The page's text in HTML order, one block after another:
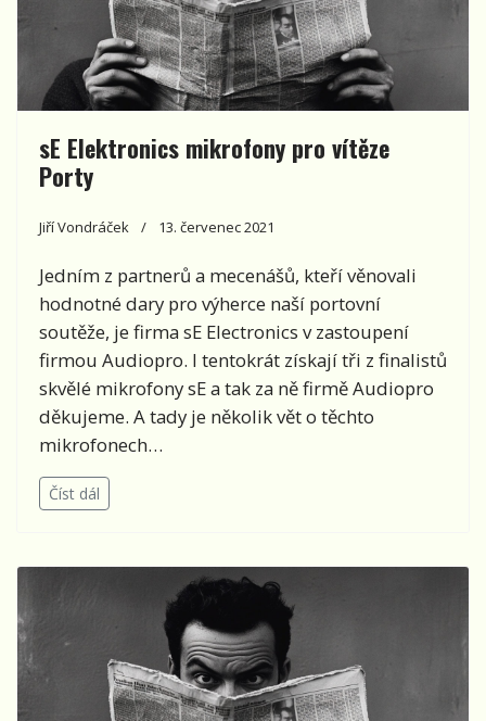
sE Elektronics mikrofony pro vítěze
Porty
Jiří Vondráček 13. červenec 2021
Jedním z partnerů a mecenášů, kteří věnovali
hodnotné dary pro výherce naší portovní
soutěže, je firma sE Electronics v zastoupení
firmou Audiopro. I tentokrát získají tři z finalistů
skvělé mikrofony sE a tak za ně firmě Audiopro
děkujeme. A tady je několik vět o těchto
mikrofonech…
Číst dál